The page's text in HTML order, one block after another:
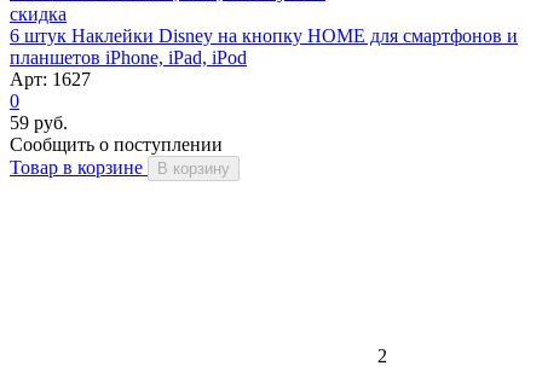
скидка
6 штук Наклейки Disney на кнопку HOME для смартфонов и
планшетов iPhone, iPad, iPod
Арт: 1627
0
59 руб.
Сообщить о поступлении
Товар в корзине
В корзину
2